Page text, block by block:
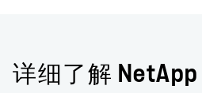
详细了解